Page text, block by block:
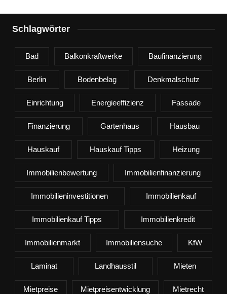
Schlagwörter
Bad Balkonkraftwerke Baufinanzierung
Berlin Bodenbelag Denkmalschutz
Einrichtung Energieeffizienz Fassade
Finanzierung Gartenhaus Hausbau
Hauskauf Hauskauf Tipps Heizung
Immobilienbewertung Immobilienfinanzierung
Immobilieninvestitionen Immobilienkauf
Immobilienkauf Tipps Immobilienkredit
Immobilienmarkt Immobiliensuche KfW
Laminat Landhausstil Mieten
Mietpreise Mietpreisentwicklung Mietrecht